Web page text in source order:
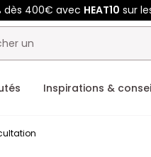
dès 400€ avec HEAT10 sur
Inspirations &